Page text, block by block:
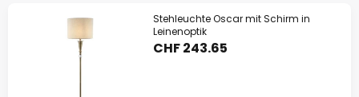
Stehleuchte Oscar mit Schirm in
Leinenoptik
CHF 243.65